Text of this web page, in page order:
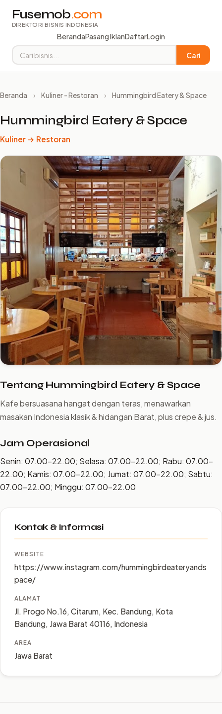
Fusemob.com
DIREKTORI BISNIS INDONESIA
BerandaPasang IklanDaftarLogin
Cari
Beranda › Kuliner - Restoran › Hummingbird Eatery & Space
Hummingbird Eatery & Space
Kuliner → Restoran
Tentang Hummingbird Eatery & Space
Kafe bersuasana hangat dengan teras, menawarkan
masakan Indonesia klasik & hidangan Barat, plus crepe & jus.
Jam Operasional
Senin: 07.00–22.00; Selasa: 07.00–22.00; Rabu: 07.00–
22.00; Kamis: 07.00–22.00; Jumat: 07.00–22.00; Sabtu:
07.00–22.00; Minggu: 07.00–22.00
Kontak & Informasi
WEBSITE
https://www.instagram.com/hummingbirdeateryands
pace/
ALAMAT
Jl. Progo No.16, Citarum, Kec. Bandung, Kota
Bandung, Jawa Barat 40116, Indonesia
AREA
Jawa Barat